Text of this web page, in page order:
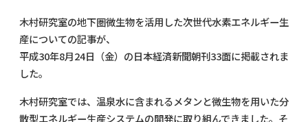
木村研究室の地下圏微生物を活用した次世代水素エネルギー生
産についての記事が、
平成30年8月24日（金）の日本経済新聞朝刊33面に掲載されま
した。
木村研究室では、温泉水に含まれるメタンと微生物を用いた分
散型エネルギー生産システムの開発に取り組んできました。そ